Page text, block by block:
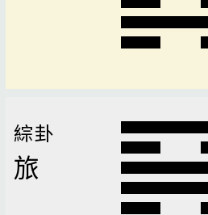
綜卦
旅